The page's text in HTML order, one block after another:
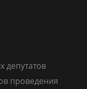
депутатов
проведения